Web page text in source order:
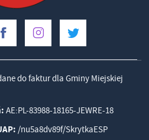
do faktur dla Gminy Miejskiej
AE:PL-83988-18165-JEWRE-18
/nu5a8dv89f/SkrytkaESP